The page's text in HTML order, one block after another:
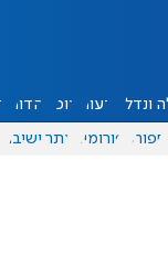
ונדל"ן דעות אוכל יהדות
ספורט פורומים אתר ישיבה